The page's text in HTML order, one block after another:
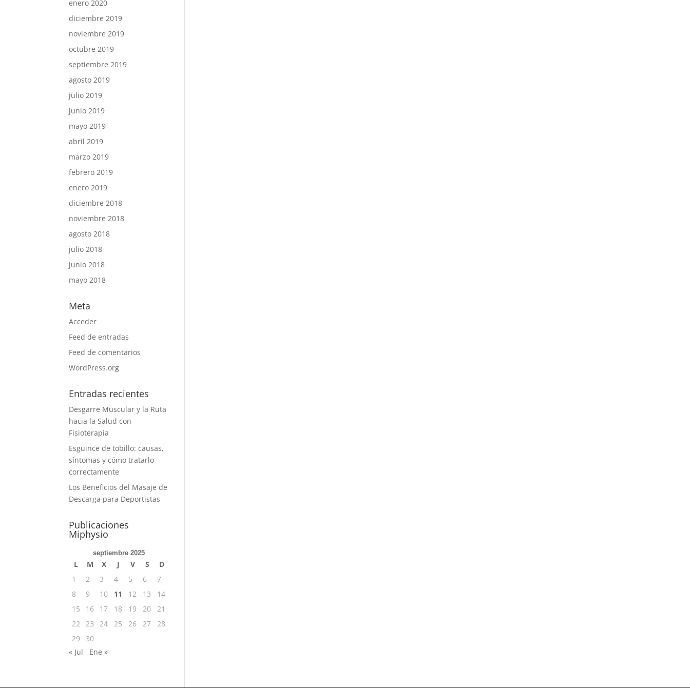
enero 2020
diciembre 2019
noviembre 2019
octubre 2019
septiembre 2019
agosto 2019
julio 2019
junio 2019
mayo 2019
abril 2019
marzo 2019
febrero 2019
enero 2019
diciembre 2018
noviembre 2018
agosto 2018
julio 2018
junio 2018
mayo 2018
Meta
Acceder
Feed de entradas
Feed de comentarios
WordPress.org
Entradas recientes
Desgarre Muscular y la Ruta
hacia la Salud con
Fisioterapia
Esguince de tobillo: causas,
síntomas y cómo tratarlo
correctamente
Los Beneficios del Masaje de
Descarga para Deportistas
Publicaciones
Miphysio
septiembre 2025
L M X J V S
D
1
2 3 4 5 6
7
8
9 10 11 12 13
14
15
16 17 18 19 20
21
22
23 24 25 26 27
28
29
30
« Jul
Ene »